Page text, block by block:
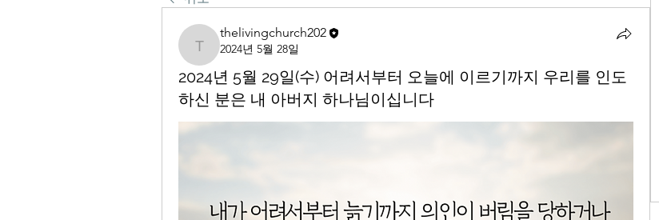
thelivingchurch202
thelivingchurch202
2024년 5월 28일
2024년 5월 29일(수) 어려서부터 오늘에 이르기까지 우리를 인도
하신 분은 내 아버지 하나님이십니다